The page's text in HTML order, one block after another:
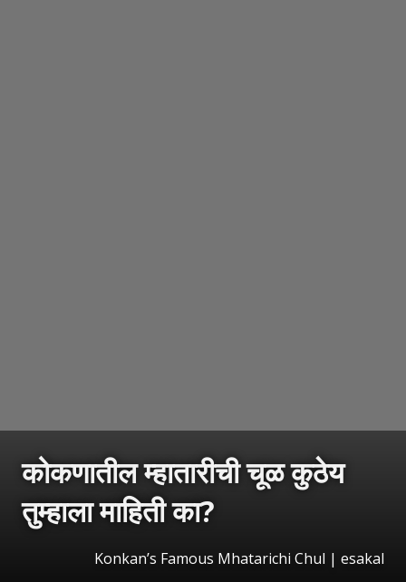
कोकणातील म्हातारीची चूळ कुठेय
तुम्हाला माहिती का?
Konkan’s Famous Mhatarichi Chul | esakal